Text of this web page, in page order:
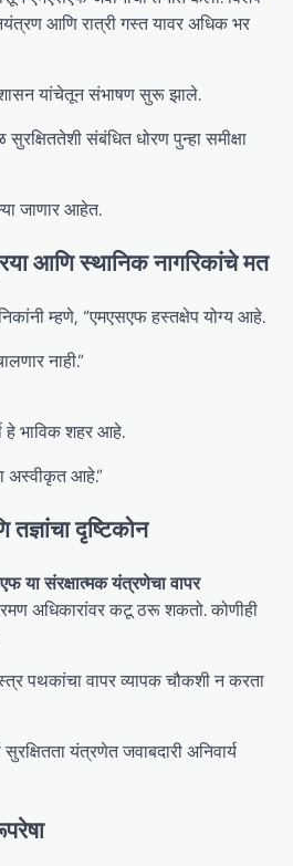
आणि रात्री गस्त यावर अधिक भर
यांचेतून संभाषण सुरू झाले.
संबंधित धोरण पुन्हा समीक्षा
जाणार आहेत.
आणि स्थानिक नागरिकांचे मत
म्हणे, “एमएसएफ हस्तक्षेप योग्य आहे.
नाही.”
हे भाविक शहर आहे.
अस्वीकृत आहे.”
दृष्टिकोन
या संरक्षात्मक यंत्रणेचा वापर
अधिकारांवर कटू ठरू शकतो. कोणीही
पथकांचा वापर व्यापक चौकशी न करता
यंत्रणेत जवाबदारी अनिवार्य